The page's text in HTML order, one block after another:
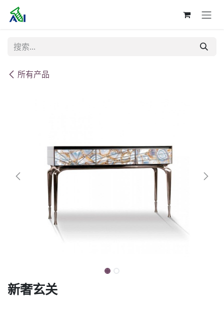
跳至内容
所有产品
新奢玄关